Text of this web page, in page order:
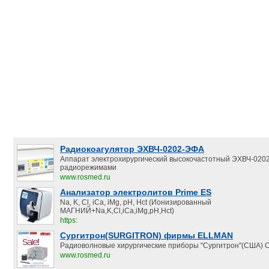
Радиокоагулятор ЭХВЧ-0202-ЭФА
Аппарат электрохирургический высокочастотный ЭХВЧ-
радиорежимами
www.rosmed.ru
Анализатор электролитов Prime ES
Na, K, Cl, iCa, iMg, pH, Hct (Ионизированный
МАГНИЙ+Na,K,Cl,iCa,iMg,pH,Hct)
https:
Сургитрон(SURGITRON) фирмы ELLMAN
Радиоволновые хирургические приборы "Сургитрон"(США)
www.rosmed.ru